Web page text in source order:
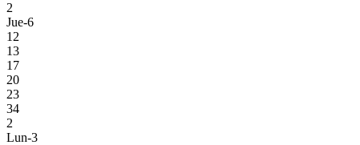
2
Jue-6
12
13
17
20
23
34
2
Lun-3